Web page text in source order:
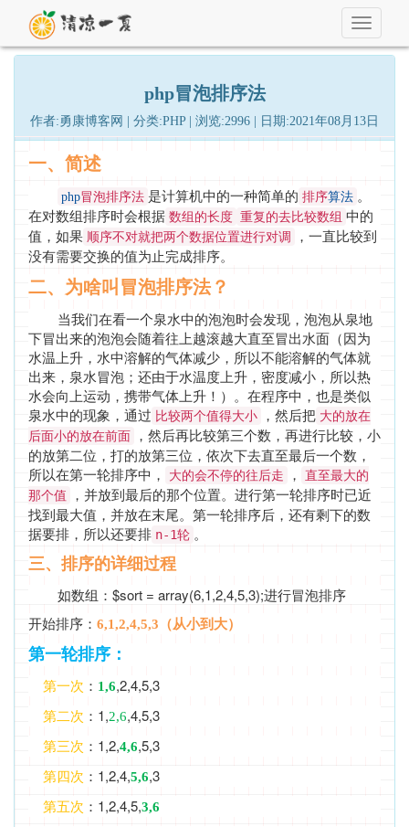
Toggle
php冒泡排序法
作者:勇康博客网 | 分类:PHP | 浏览:2996 | 日期:2021年08月13日
一、简述
php冒泡排序法 是计算机中的一种简单的 排序算法 。
在对数组排序时会根据 数组的长度 重复的去比较数组 中的
值，如果 顺序不对就把两个数据位置进行对调
，一直比较到
没有需要交换的值为止完成排序。
二、为啥叫冒泡排序法？
当我们在看一个泉水中的泡泡时会发现，泡泡从泉地
下冒出来的泡泡会随着往上越滚越大直至冒出水面（因为
水温上升，水中溶解的气体减少，所以不能溶解的气体就
出来，泉水冒泡；还由于水温度上升，密度减小，所以热
水会向上运动，携带气体上升！）。在程序中，也是类似
泉水中的现象，通过 比较两个值得大小 ，然后把 大的放在
后面小的放在前面
，然后再比较第三个数，再进行比较，小
的放第二位，打的放第三位，依次下去直至最后一个数，
所以在第一轮排序中，
大的会不停的往后走 ，
直至最大的
那个值
，并放到最后的那个位置。进行第一轮排序时已近
找到最大值，并放在末尾。第一轮排序后，还有剩下的数
据要排，所以还要排 n-1轮 。
三、排序的详细过程
如数组：$sort = array(6,1,2,4,5,3);进行冒泡排序
开始排序： 6,1,2,4,5,3（从小到大）
第一轮排序：
第一次 ： 1,6,2,4,5,3
第二次 ：1,2,6,4,5,3
第三次 ：1,2,4,6,5,3
第四次 ：1,2,4,5,6,3
第五次 ：1,2,4,5,3,6